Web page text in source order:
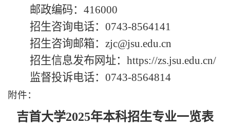
邮政编码：416000
招生咨询电话：0743-8564141
招生咨询邮箱：zjc@jsu.edu.cn
招生信息发布网址：https://zs.jsu.edu.cn/
监督投诉电话：0743-8564814
附件：
吉首大学2025年本科招生专业一览表